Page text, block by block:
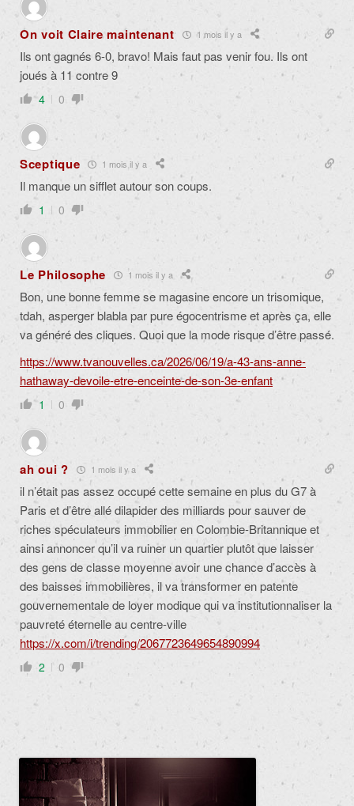
On voit Claire maintenant 1 mois il y a
Ils ont gagnés 6-0, bravo! Mais faut pas venir fou. Ils ont
joués à 11 contre 9
4 0
Sceptique 1 mois il y a
Il manque un sifflet autour son coups.
1 0
Le Philosophe 1 mois il y a
Bon, une bonne femme se magasine encore un trisomique,
tdah, asperger blabla par pure égocentrisme et après ça, elle
va généré des cliques. Quoi que la mode risque d’être passé.
https://www.tvanouvelles.ca/2026/06/19/a-43-ans-anne-
hathaway-devoile-etre-enceinte-de-son-3e-enfant
1 0
ah oui ? 1 mois il y a
il n’était pas assez occupé cette semaine en plus du G7 à
Paris et d’être allé dilapider des milliards pour sauver de
riches spéculateurs immobilier en Colombie-Britannique et
ainsi annoncer qu’il va ruiner un quartier plutôt que laisser
des gens de classe moyenne avoir une chance d’accès à
des baisses immobilières, il va transformer en patente
gouvernementale de loyer modique qui va institutionnaliser la
pauvreté éternelle au centre-ville
https://x.com/i/trending/2067723649654890994
2 0